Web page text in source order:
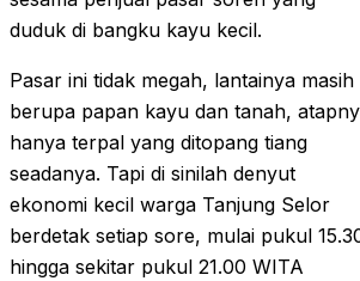
duduk di bangku kayu kecil.
Pasar ini tidak megah, lantainya masih
berupa papan kayu dan tanah,
hanya terpal yang ditopang tiang
seadanya. Tapi di sinilah denyut
ekonomi kecil warga Tanjung Selor
berdetak setiap sore, mulai pukul
hingga sekitar pukul 21.00 WITA